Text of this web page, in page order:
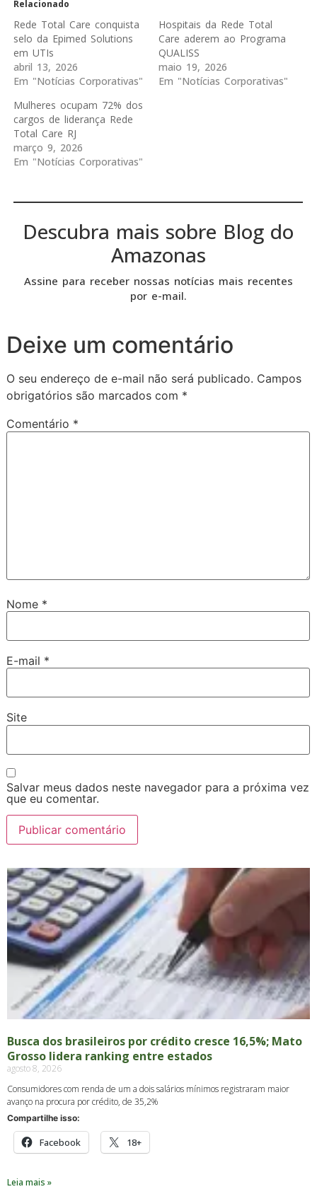
Relacionado
Rede Total Care conquista
selo da Epimed Solutions
em UTIs
abril 13, 2026
Em "Notícias Corporativas"
Hospitais da Rede Total
Care aderem ao Programa
QUALISS
maio 19, 2026
Em "Notícias Corporativas"
Mulheres ocupam 72% dos
cargos de liderança Rede
Total Care RJ
março 9, 2026
Em "Notícias Corporativas"
Descubra mais sobre Blog do
Amazonas
Assine para receber nossas notícias mais recentes
por e-mail.
Deixe um comentário
O seu endereço de e-mail não será publicado. Campos
obrigatórios são marcados com *
Comentário *
Nome *
E-mail *
Site
Salvar meus dados neste navegador para a próxima vez
que eu comentar.
Busca dos brasileiros por crédito cresce 16,5%; Mato
Grosso lidera ranking entre estados
agosto 8, 2026
Consumidores com renda de um a dois salários mínimos registraram maior
avanço na procura por crédito, de 35,2%
Compartilhe isso:
Facebook 18+
Leia mais »